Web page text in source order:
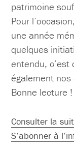
patrimoine
Pour
une année
quelques
entendu,
également
Bonne lecture !
Consulter la
S’abonner à